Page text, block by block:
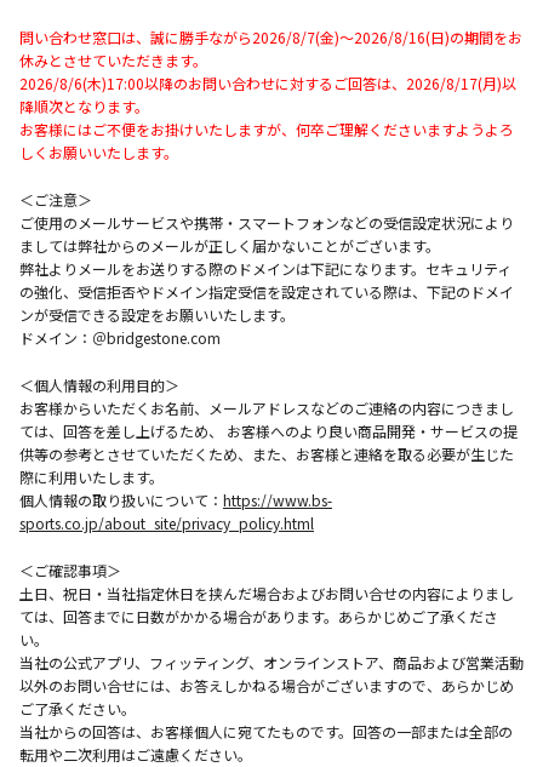
問い合わせ窓口は、誠に勝手ながら2026/8/7(金)～2026/8/16(日)の期間をお
休みとさせていただきます。
2026/8/6(木)17:00以降のお問い合わせに対するご回答は、2026/8/17(月)以
降順次となります。
お客様にはご不便をお掛けいたしますが、何卒ご理解くださいますようよろ
しくお願いいたします。
＜ご注意＞
ご使用のメールサービスや携帯・スマートフォンなどの受信設定状況により
ましては弊社からのメールが正しく届かないことがございます。
弊社よりメールをお送りする際のドメインは下記になります。セキュリティ
の強化、受信拒否やドメイン指定受信を設定されている際は、下記のドメイ
ンが受信できる設定をお願いいたします。
ドメイン：＠bridgestone.com
＜個人情報の利用目的＞
お客様からいただくお名前、メールアドレスなどのご連絡の内容につきまし
ては、回答を差し上げるため、 お客様へのより良い商品開発・サービスの提
供等の参考とさせていただくため、また、お客様と連絡を取る必要が生じた
際に利用いたします。
個人情報の取り扱いについて： https://www.bs-
sports.co.jp/about_site/privacy_policy.html
＜ご確認事項＞
土日、祝日・当社指定休日を挟んだ場合およびお問い合せの内容によりまし
ては、回答までに日数がかかる場合があります。あらかじめご了承くださ
い。
当社の公式アプリ、フィッティング、オンラインストア、商品および営業活動
以外のお問い合せには、お答えしかねる場合がございますので、あらかじめ
ご了承ください。
当社からの回答は、お客様個人に宛てたものです。回答の一部または全部の
転用や二次利用はご遠慮ください。